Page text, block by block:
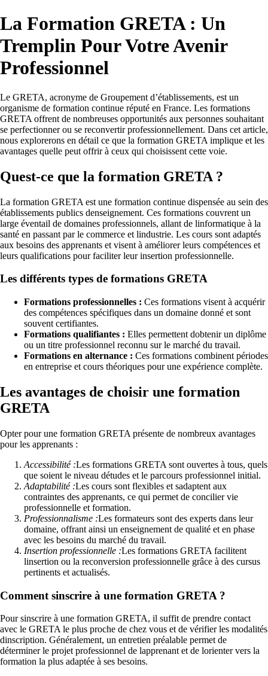
La Formation GRETA : Un
Tremplin Pour Votre Avenir
Professionnel
Le GRETA, acronyme de Groupement d’établissements, est un
organisme de formation continue réputé en France. Les formations
GRETA offrent de nombreuses opportunités aux personnes souhaitant
se perfectionner ou se reconvertir professionnellement. Dans cet article,
nous explorerons en détail ce que la formation GRETA implique et les
avantages quelle peut offrir à ceux qui choisissent cette voie.
Quest-ce que la formation GRETA ?
La formation GRETA est une formation continue dispensée au sein des
établissements publics denseignement. Ces formations couvrent un
large éventail de domaines professionnels, allant de linformatique à la
santé en passant par le commerce et lindustrie. Les cours sont adaptés
aux besoins des apprenants et visent à améliorer leurs compétences et
leurs qualifications pour faciliter leur insertion professionnelle.
Les différents types de formations GRETA
Formations professionnelles : Ces formations visent à acquérir
des compétences spécifiques dans un domaine donné et sont
souvent certifiantes.
Formations qualifiantes : Elles permettent dobtenir un diplôme
ou un titre professionnel reconnu sur le marché du travail.
Formations en alternance : Ces formations combinent périodes
en entreprise et cours théoriques pour une expérience complète.
Les avantages de choisir une formation
GRETA
Opter pour une formation GRETA présente de nombreux avantages
pour les apprenants :
Accessibilité :Les formations GRETA sont ouvertes à tous, quels
que soient le niveau détudes et le parcours professionnel initial.
Adaptabilité :Les cours sont flexibles et sadaptent aux
contraintes des apprenants, ce qui permet de concilier vie
professionnelle et formation.
Professionnalisme :Les formateurs sont des experts dans leur
domaine, offrant ainsi un enseignement de qualité et en phase
avec les besoins du marché du travail.
Insertion professionnelle :Les formations GRETA facilitent
linsertion ou la reconversion professionnelle grâce à des cursus
pertinents et actualisés.
Comment sinscrire à une formation GRETA ?
Pour sinscrire à une formation GRETA, il suffit de prendre contact
avec le GRETA le plus proche de chez vous et de vérifier les modalités
dinscription. Généralement, un entretien préalable permet de
déterminer le projet professionnel de lapprenant et de lorienter vers la
formation la plus adaptée à ses besoins.